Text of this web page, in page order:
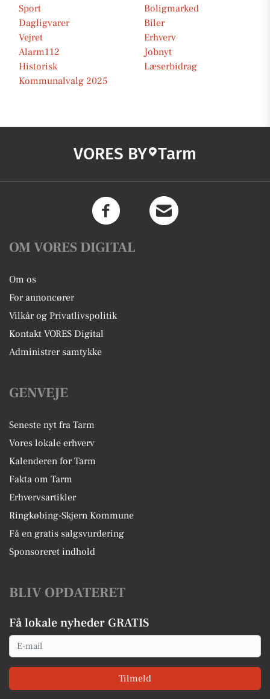
Sport
Boligmarked
Dagligvarer
Biler
Vejret
Erhverv
Alarm112
Jobnyt
Historisk
Læserbidrag
Kommunalvalg 2025
VORES BY Tarm
OM VORES DIGITAL
Om os
For annoncører
Vilkår og Privatlivspolitik
Kontakt VORES Digital
Administrer samtykke
GENVEJE
Seneste nyt fra Tarm
Vores lokale erhverv
Kalenderen for Tarm
Fakta om Tarm
Erhvervsartikler
Ringkøbing-Skjern Kommune
Få en gratis salgsvurdering
Sponsoreret indhold
BLIV OPDATERET
Få lokale nyheder GRATIS
Email
Tilmeld